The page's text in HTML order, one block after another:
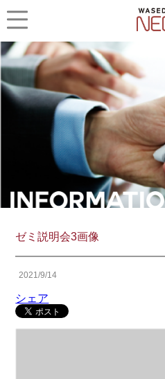
ゼミ説明会3画像
2021/9/14
シェア